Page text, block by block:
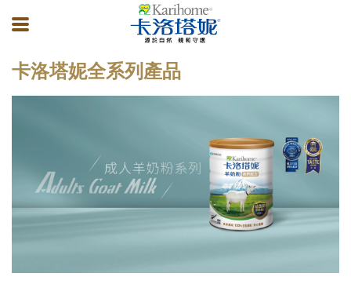
卡洛塔妮全系列產品